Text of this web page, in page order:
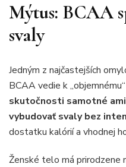
Mýtus: BCAA
svaly
Jedným z najčastejších
BCAA vedie k
skutočnosti samotné
vybudovať svaly bez
dostatku kalórií a vhodnej
Ženské telo má prirodzene